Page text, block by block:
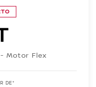
Motor Flex
DE*